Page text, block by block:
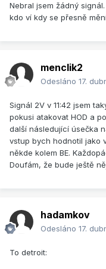
Nebral jsem žádný
kdo ví kdy se přesně
menclik2
Odesláno 17.
Signál 2V v 11:42 jsem
pokusi atakovat HOD a
další následující úsečka
vstup bych hodnotil jako
někde kolem BE.
Doufám, že bude ještě
hadamkov
Odesláno 17.
To detroit: